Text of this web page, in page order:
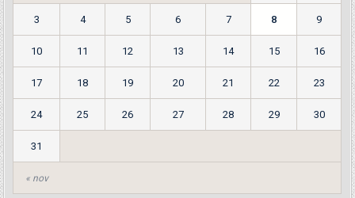
« nov
3 4 5 6 7 8 9
10 11 12 13 14 15 16
17 18 19 20 21 22 23
24 25 26 27 28 29 30
31